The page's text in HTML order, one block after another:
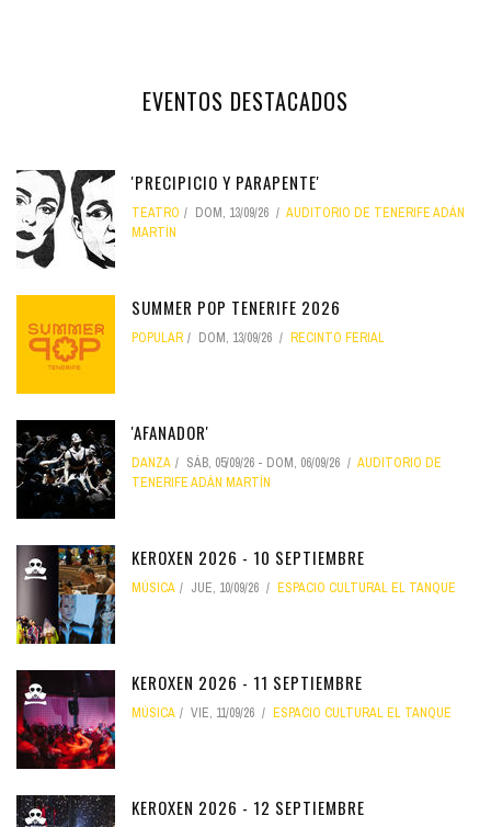
EVENTOS DESTACADOS
'PRECIPICIO Y PARAPENTE'
TEATRO DOM, 13/09/26
AUDITORIO DE TENERIFE ADÁN
MARTÍN
SUMMER POP TENERIFE 2026
POPULAR DOM, 13/09/26 RECINTO FERIAL
'AFANADOR'
DANZA SÁB, 05/09/26 - DOM, 06/09/26
AUDITORIO DE
TENERIFE ADÁN MARTÍN
KEROXEN 2026 - 10 SEPTIEMBRE
MÚSICA JUE, 10/09/26 ESPACIO CULTURAL EL TANQUE
KEROXEN 2026 - 11 SEPTIEMBRE
MÚSICA VIE, 11/09/26 ESPACIO CULTURAL EL TANQUE
KEROXEN 2026 - 12 SEPTIEMBRE